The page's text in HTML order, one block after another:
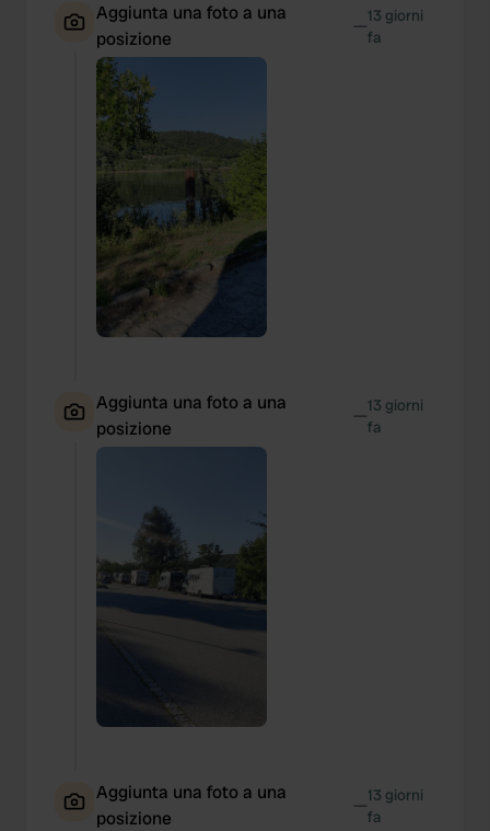
Aggiunta una foto a una
posizione
—13 giorni
fa
Aggiunta una foto a una
posizione
—13 giorni
fa
Aggiunta una foto a una
posizione
—13 giorni
fa